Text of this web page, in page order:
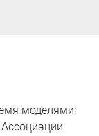
моделями: